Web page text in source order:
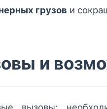
грузов и
и